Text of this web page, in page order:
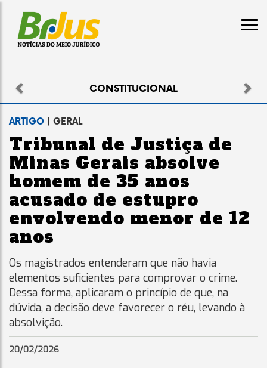
CONSTITUCIONAL
Previous
ARTIGO | GERAL
Tribunal de Justiça de
Minas Gerais absolve
homem de 35 anos
acusado de estupro
envolvendo menor de 12
anos
Os magistrados entenderam que não havia
elementos suficientes para comprovar o crime.
Dessa forma, aplicaram o princípio de que, na
dúvida, a decisão deve favorecer o réu, levando à
absolvição.
20/02/2026